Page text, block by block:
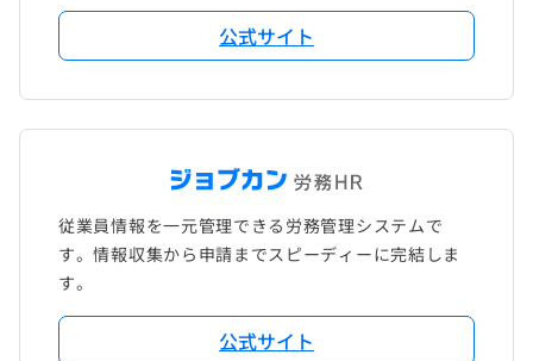
公式サイト
従業員情報を一元管理できる労務管理システムで
す。情報収集から申請までスピーディーに完結しま
す。
公式サイト